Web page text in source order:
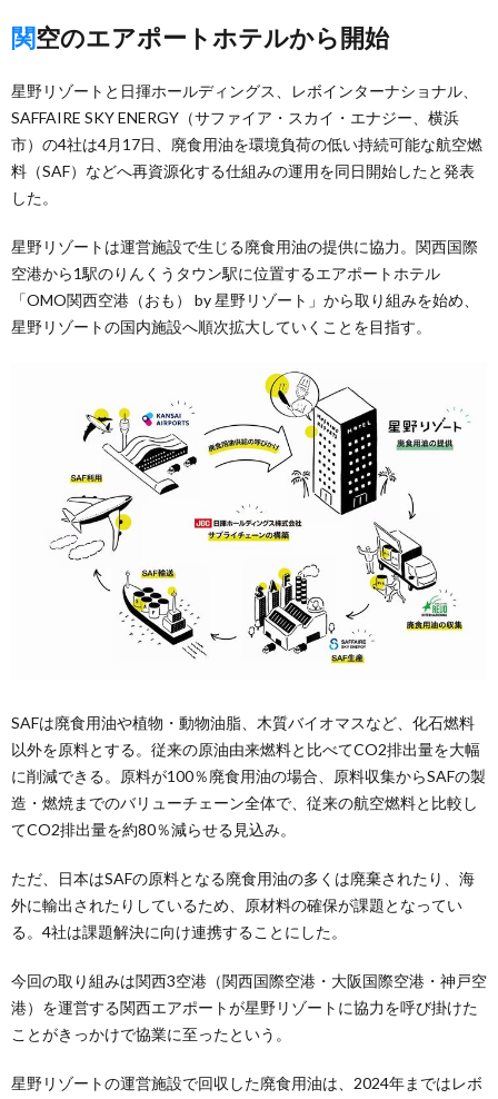
関空のエアポートホテルから開始
星野リゾートと日揮ホールディングス、レボインターナショナル、
SAFFAIRE SKY ENERGY（サファイア・スカイ・エナジー、横浜
市）の4社は4月17日、廃食用油を環境負荷の低い持続可能な航空燃
料（SAF）などへ再資源化する仕組みの運用を同日開始したと発表
した。
星野リゾートは運営施設で生じる廃食用油の提供に協力。関西国際
空港から1駅のりんくうタウン駅に位置するエアポートホテル
「OMO関西空港（おも） by 星野リゾート」から取り組みを始め、
星野リゾートの国内施設へ順次拡大していくことを目指す。
SAFは廃食用油や植物・動物油脂、木質バイオマスなど、化石燃料
以外を原料とする。従来の原油由来燃料と比べてCO2排出量を大幅
に削減できる。原料が100％廃食用油の場合、原料収集からSAFの製
造・燃焼までのバリューチェーン全体で、従来の航空燃料と比較し
てCO2排出量を約80％減らせる見込み。
ただ、日本はSAFの原料となる廃食用油の多くは廃棄されたり、海
外に輸出されたりしているため、原材料の確保が課題となってい
る。4社は課題解決に向け連携することにした。
今回の取り組みは関西3空港（関西国際空港・大阪国際空港・神戸空
港）を運営する関西エアポートが星野リゾートに協力を呼び掛けた
ことがきっかけで協業に至ったという。
星野リゾートの運営施設で回収した廃食用油は、2024年まではレボ